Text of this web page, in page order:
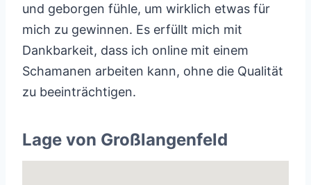
und geborgen fühle, um wirklich etwas für
mich zu gewinnen. Es erfüllt mich mit
Dankbarkeit, dass ich online mit einem
Schamanen arbeiten kann, ohne die Qualität
zu beeinträchtigen.
Lage von Großlangenfeld